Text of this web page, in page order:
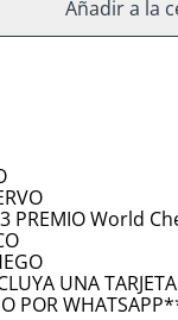
Añadir a la
PREMIO World
UNA
POR